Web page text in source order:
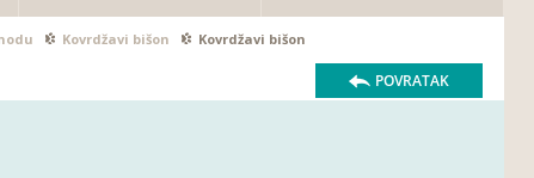
Kovrdžavi bišon Kovrdžavi bišon
POVRATAK